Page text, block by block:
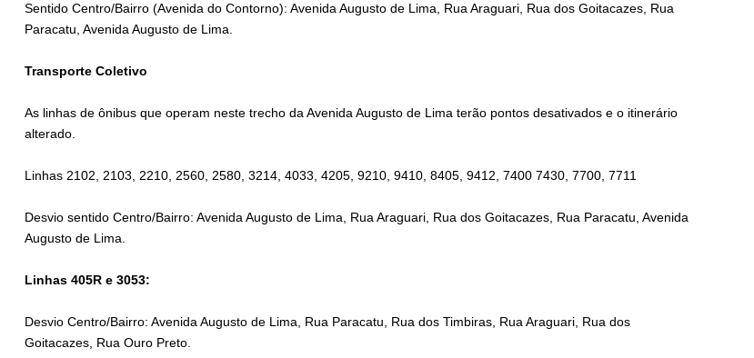
Sentido Centro/Bairro (Avenida do Contorno): Avenida Augusto de Lima, Rua Araguari, Rua dos Goitacazes, Rua
Paracatu, Avenida Augusto de Lima.
Transporte Coletivo
As linhas de ônibus que operam neste trecho da Avenida Augusto de Lima terão pontos desativados e o itinerário
alterado.
Linhas 2102, 2103, 2210, 2560, 2580, 3214, 4033, 4205, 9210, 9410, 8405, 9412, 7400 7430, 7700, 7711
Desvio sentido Centro/Bairro: Avenida Augusto de Lima, Rua Araguari, Rua dos Goitacazes, Rua Paracatu, Avenida
Augusto de Lima.
Linhas 405R e 3053:
Desvio Centro/Bairro: Avenida Augusto de Lima, Rua Paracatu, Rua dos Timbiras, Rua Araguari, Rua dos
Goitacazes, Rua Ouro Preto.